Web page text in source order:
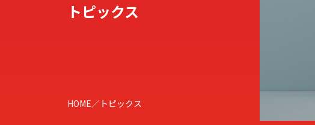
トピックス
HOME トピックス